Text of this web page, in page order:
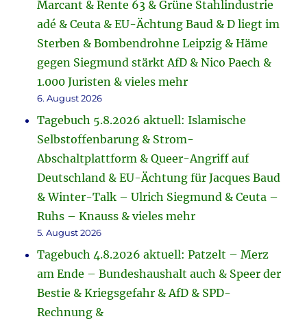
Marcant & Rente 63 & Grüne Stahlindustrie
adé & Ceuta & EU-Ächtung Baud & D liegt im
Sterben & Bombendrohne Leipzig & Häme
gegen Siegmund stärkt AfD & Nico Paech &
1.000 Juristen & vieles mehr
6. August 2026
Tagebuch 5.8.2026 aktuell: Islamische
Selbstoffenbarung & Strom-
Abschaltplattform & Queer-Angriff auf
Deutschland & EU-Ächtung für Jacques Baud
& Winter-Talk – Ulrich Siegmund & Ceuta –
Ruhs – Knauss & vieles mehr
5. August 2026
Tagebuch 4.8.2026 aktuell: Patzelt – Merz
am Ende – Bundeshaushalt auch & Speer der
Bestie & Kriegsgefahr & AfD & SPD-
Rechnung &